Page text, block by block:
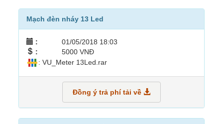
Mạch đèn nháy 13 Led
: 01/05/2018 18:03
: 5000 VNĐ
: VU_Meter 13Led.rar
Đồng ý trả phí tải về